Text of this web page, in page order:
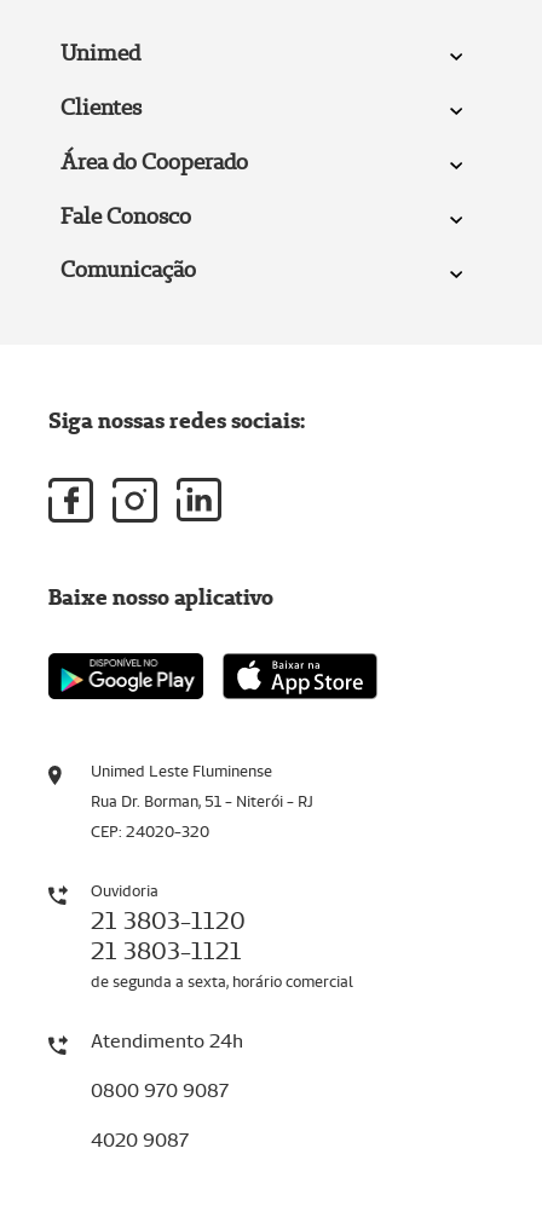
Unimed
Clientes
Área do Cooperado
Fale Conosco
Comunicação
Unimed Leste Fluminense
Rua Dr. Borman, 51 - Niterói - RJ
CEP: 24020-320
Ouvidoria
21 3803-1120
21 3803-1121
de segunda a sexta, horário comercial
Atendimento 24h
0800 970 9087
4020 9087
Siga nossas redes sociais:
Baixe nosso aplicativo